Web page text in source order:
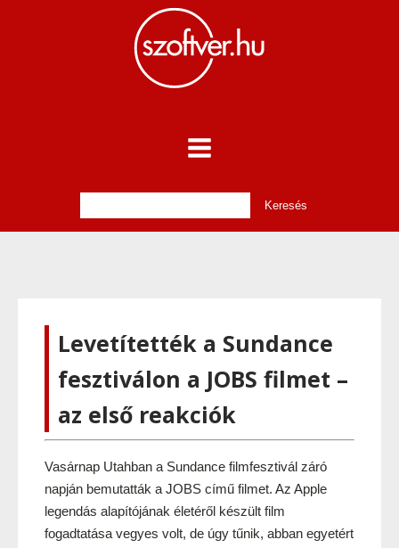
Levetítették a Sundance
fesztiválon a JOBS filmet –
az első reakciók
Vasárnap Utahban a Sundance filmfesztivál záró
napján bemutatták a JOBS című filmet. Az Apple
legendás alapítójának életéről készült film
fogadtatása vegyes volt, de úgy tűnik, abban egyetért